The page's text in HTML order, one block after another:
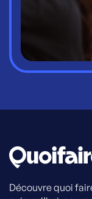
Découvre quoi